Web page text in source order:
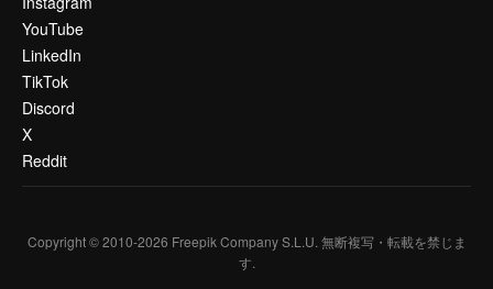
YouTube
LinkedIn
TikTok
Discord
X
Reddit
Copyright © 2010-2026 Freepik Company S.L.U. 無断複写・転載を禁じま
す.